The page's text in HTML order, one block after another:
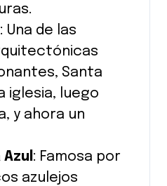
: Una de las
Santa
iglesia, luego
y ahora un
: Famosa por
azulejos